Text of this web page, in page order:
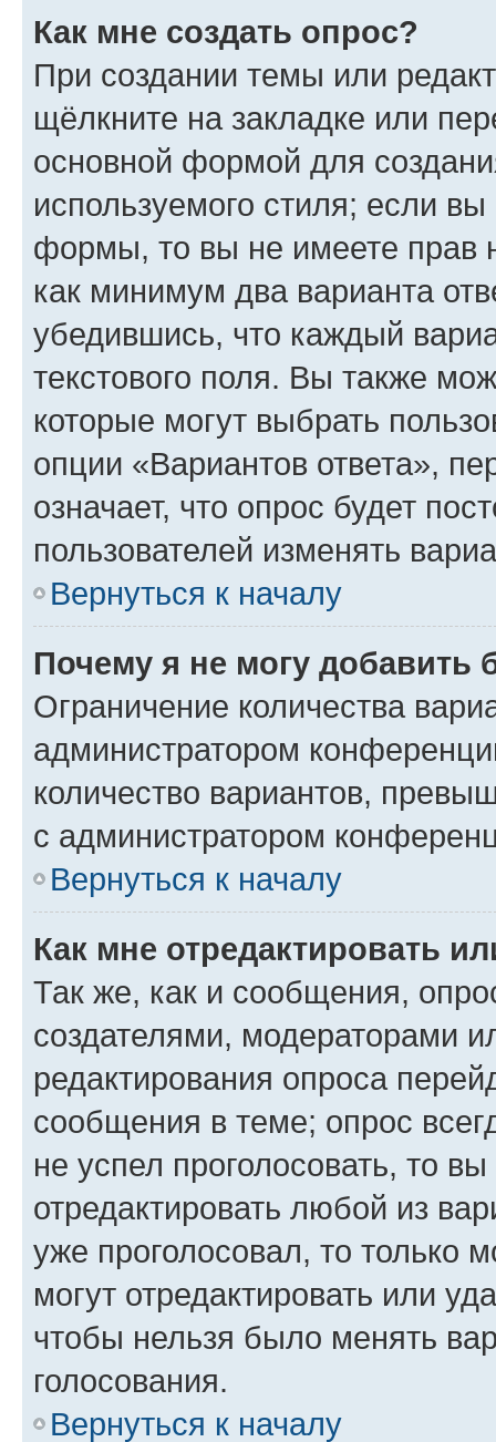
Как мне создать опрос?
При создании темы или
щёлкните на закладке или
основной формой для
используемого стиля; если
формы, то вы не имеете прав
как минимум два варианта
убедившись, что каждый
текстового поля. Вы также
которые могут выбрать
опции «Вариантов ответа»,
означает, что опрос будет
пользователей изменять
Вернуться к началу
Почему я не могу добавить
Ограничение количества
администратором
количество вариантов,
с администратором
Вернуться к началу
Как мне отредактировать
Так же, как и сообщения,
создателями, модераторами
редактирования опроса
сообщения в теме; опрос
не успел проголосовать, то
отредактировать любой из
уже проголосовал, то только
могут отредактировать или
чтобы нельзя было менять
голосования.
Вернуться к началу